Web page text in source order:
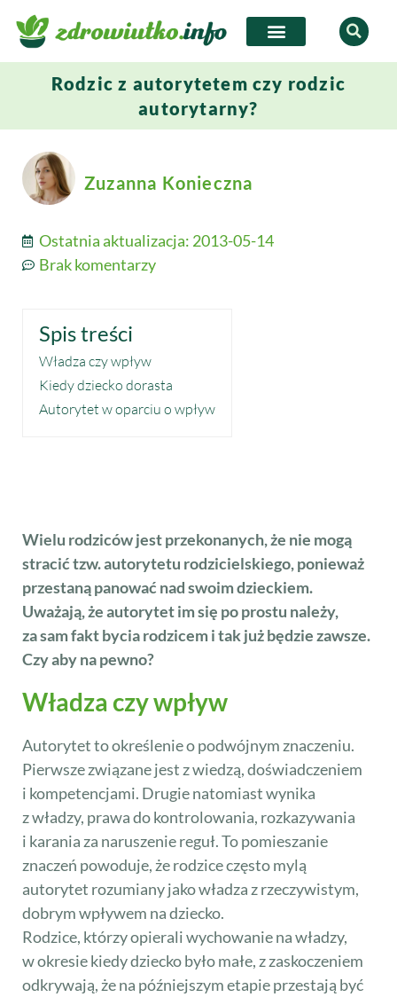
Rodzic z autorytetem czy rodzic
autorytarny?
Zuzanna Konieczna
Ostatnia aktualizacja: 2013-05-14
Brak komentarzy
Spis treści
Władza czy wpływ
Kiedy dziecko dorasta
Autorytet w oparciu o wpływ
Wielu rodziców jest przekonanych, że nie mogą
stracić tzw. autorytetu rodzicielskiego, ponieważ
przestaną panować nad swoim dzieckiem.
Uważają, że autorytet im się po prostu należy,
za sam fakt bycia rodzicem i tak już będzie zawsze.
Czy aby na pewno?
Władza czy wpływ
Autorytet to określenie o podwójnym znaczeniu.
Pierwsze związane jest z wiedzą, doświadczeniem
i kompetencjami. Drugie natomiast wynika
z władzy, prawa do kontrolowania, rozkazywania
i karania za naruszenie reguł. To pomieszanie
znaczeń powoduje, że rodzice często mylą
autorytet rozumiany jako władza z rzeczywistym,
dobrym wpływem na dziecko.
Rodzice, którzy opierali wychowanie na władzy,
w okresie kiedy dziecko było małe, z zaskoczeniem
odkrywają, że na późniejszym etapie przestają być